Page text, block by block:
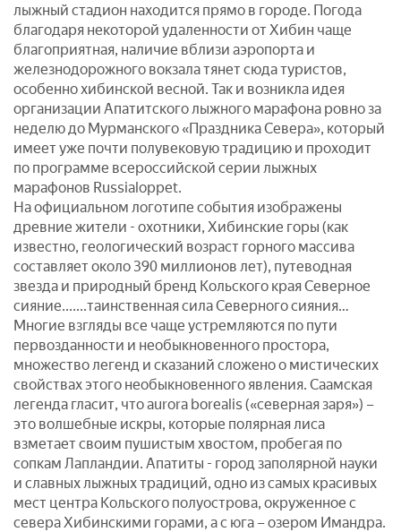
лыжный стадион находится прямо в городе. Погода
благодаря некоторой удаленности от Хибин чаще
благоприятная, наличие вблизи аэропорта и
железнодорожного вокзала тянет сюда туристов,
особенно хибинской весной. Так и возникла идея
организации Апатитского лыжного марафона ровно за
неделю до Мурманского «Праздника Севера», который
имеет уже почти полувековую традицию и проходит
по программе всероссийской серии лыжных
марафонов Russialoppet.
На официальном логотипе события изображены
древние жители - охотники, Хибинские горы (как
известно, геологический возраст горного массива
составляет около 390 миллионов лет), путеводная
звезда и природный бренд Кольского края Северное
сияние.......таинственная сила Северного сияния…
Многие взгляды все чаще устремляются по пути
первозданности и необыкновенного простора,
множество легенд и сказаний сложено о мистических
свойствах этого необыкновенного явления. Саамская
легенда гласит, что aurora borealis («северная заря») –
это волшебные искры, которые полярная лиса
взметает своим пушистым хвостом, пробегая по
сопкам Лапландии. Апатиты - город заполярной науки
и славных лыжных традиций, одно из самых красивых
мест центра Кольского полуострова, окруженное с
севера Хибинскими горами, а с юга – озером Имандра.